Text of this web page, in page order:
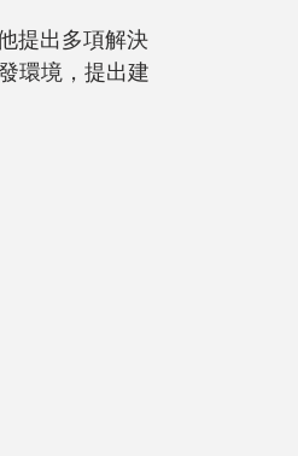
提出多項解決
環境，提出建